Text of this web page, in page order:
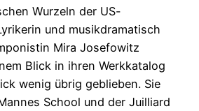
Wurzeln der US-
und musikdramatisch
Mira Josefowitz
Blick in ihren Werkkatalog
wenig übrig geblieben. Sie
School und der Juilliard